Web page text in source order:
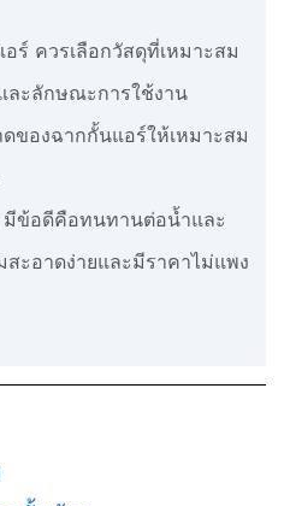
ร์ ควรเลือกวัสดุที่เหมาะสม
ละลักษณะการใช้งาน
ของฉากกั้นแอร์ให้เหมาะสม
มีข้อดีคือทนทานต่อน้ำและ
ะอาดง่ายและมีราคาไม่แพง